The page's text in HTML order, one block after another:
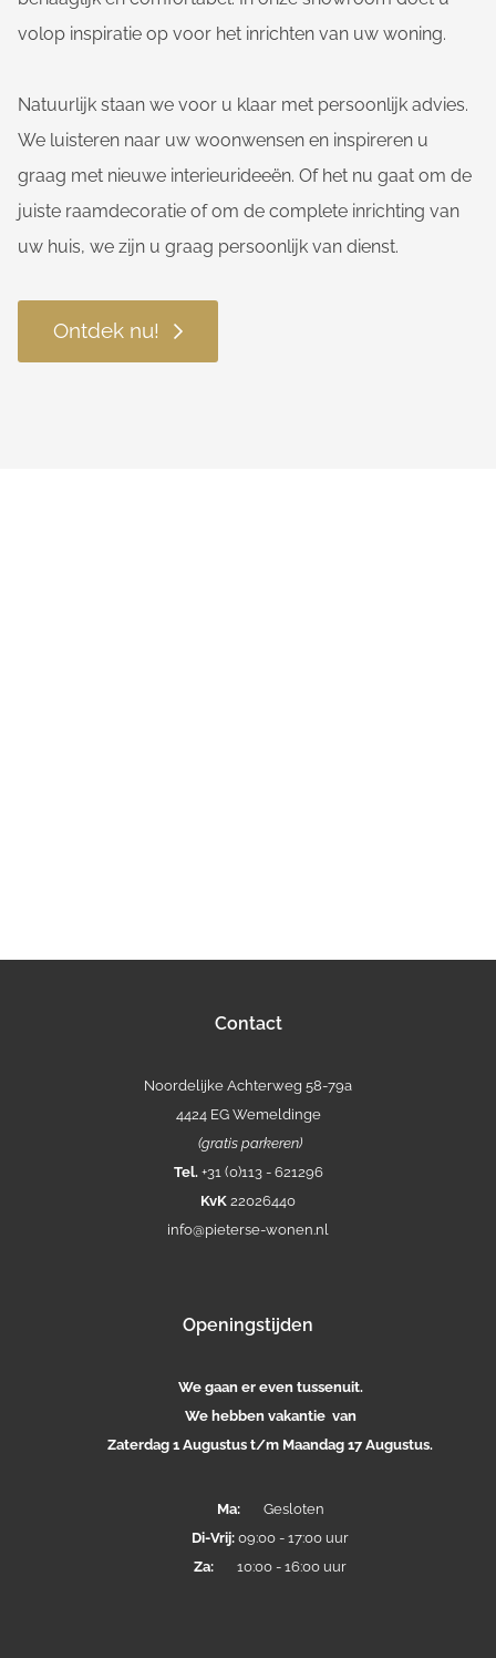
volop inspiratie op voor het inrichten van uw woning.
Natuurlijk staan we voor u klaar met persoonlijk advies.
We luisteren naar uw woonwensen en inspireren u
graag met nieuwe interieurideeën. Of het nu gaat om de
juiste raamdecoratie of om de complete inrichting van
uw huis, we zijn u graag persoonlijk van dienst.
Ontdek nu!
Contact
Noordelijke Achterweg 58-79a
4424 EG Wemeldinge
(gratis parkeren)
Tel. +31 (0)113 - 621296
KvK22026440
info@pieterse-wonen.nl
Openingstijden
We gaan er even tussenuit.
We hebben vakantie van
Zaterdag 1 Augustus t/m Maandag 17 Augustus.
Ma: Gesloten
Di-Vrij:09:00 - 17:00 uur
Za: 10:00 - 16:00 uur